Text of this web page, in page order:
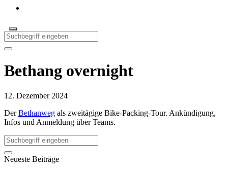
Bethang overnight
12. Dezember 2024
DerBethanweg als zweitägige Bike-Packing-Tour. Ankündigung,
Infos und Anmeldung über Teams.
Neueste Beiträge